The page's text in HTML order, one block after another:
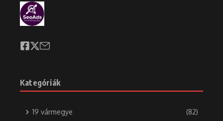
Kategóriák
19 vármegye (82)